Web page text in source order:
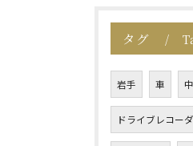
タグ
岩手 車
ドライブレコー